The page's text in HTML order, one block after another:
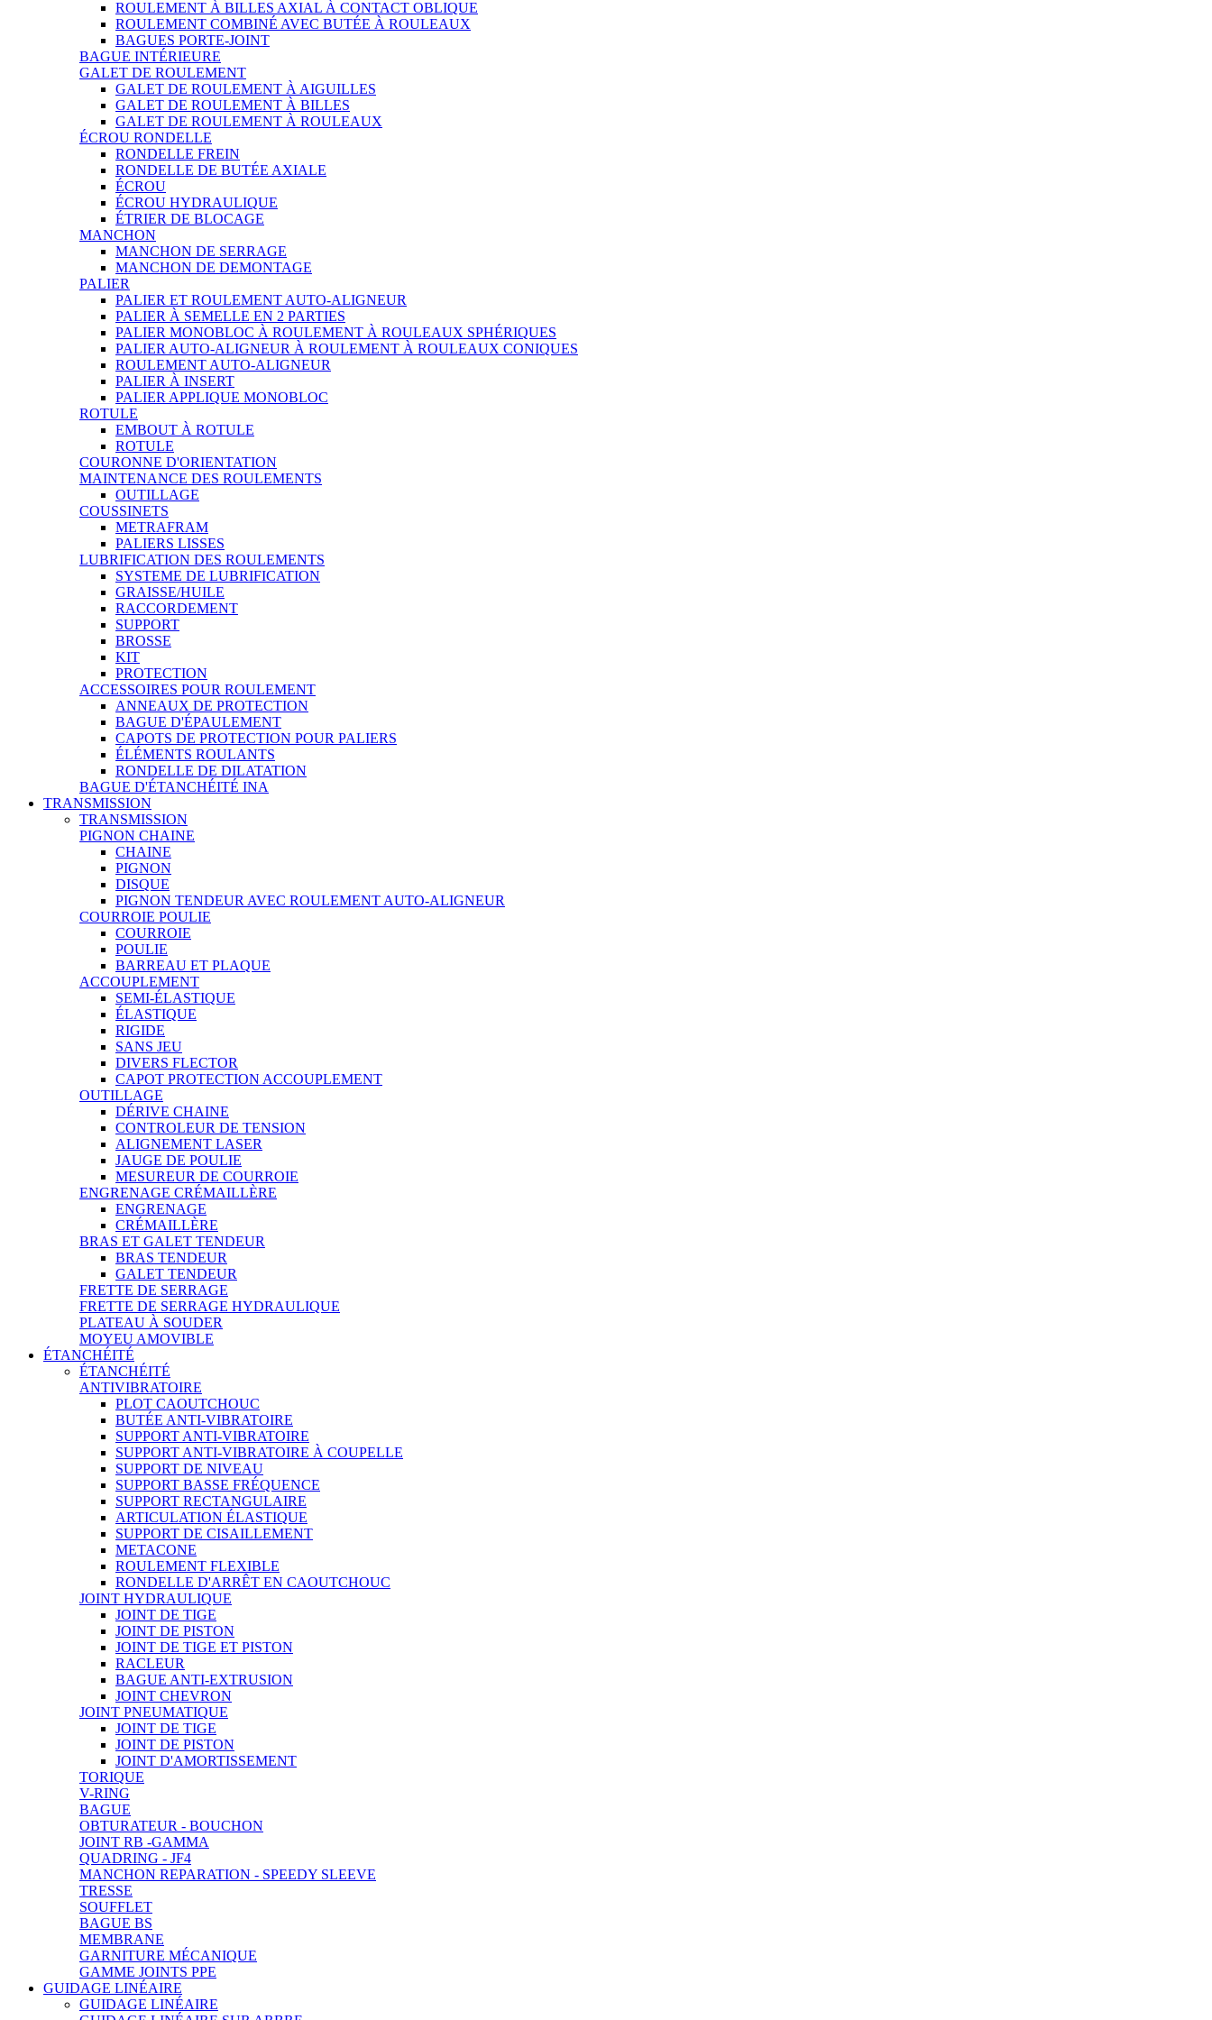
ROULEMENT À BILLES AXIAL À CONTACT OBLIQUE
ROULEMENT COMBINÉ AVEC BUTÉE À ROULEAUX
BAGUES PORTE-JOINT
BAGUE INTÉRIEURE
GALET DE ROULEMENT
GALET DE ROULEMENT À AIGUILLES
GALET DE ROULEMENT À BILLES
GALET DE ROULEMENT À ROULEAUX
ÉCROU RONDELLE
RONDELLE FREIN
RONDELLE DE BUTÉE AXIALE
ÉCROU
ÉCROU HYDRAULIQUE
ÉTRIER DE BLOCAGE
MANCHON
MANCHON DE SERRAGE
MANCHON DE DEMONTAGE
PALIER
PALIER ET ROULEMENT AUTO-ALIGNEUR
PALIER À SEMELLE EN 2 PARTIES
PALIER MONOBLOC À ROULEMENT À ROULEAUX SPHÉRIQUES
PALIER AUTO-ALIGNEUR À ROULEMENT À ROULEAUX CONIQUES
ROULEMENT AUTO-ALIGNEUR
PALIER À INSERT
PALIER APPLIQUE MONOBLOC
ROTULE
EMBOUT À ROTULE
ROTULE
COURONNE D'ORIENTATION
MAINTENANCE DES ROULEMENTS
OUTILLAGE
COUSSINETS
METRAFRAM
PALIERS LISSES
LUBRIFICATION DES ROULEMENTS
SYSTEME DE LUBRIFICATION
GRAISSE/HUILE
RACCORDEMENT
SUPPORT
BROSSE
KIT
PROTECTION
ACCESSOIRES POUR ROULEMENT
ANNEAUX DE PROTECTION
BAGUE D'ÉPAULEMENT
CAPOTS DE PROTECTION POUR PALIERS
ÉLÉMENTS ROULANTS
RONDELLE DE DILATATION
BAGUE D'ÉTANCHÉITÉ INA
TRANSMISSION
TRANSMISSION
PIGNON CHAINE
CHAINE
PIGNON
DISQUE
PIGNON TENDEUR AVEC ROULEMENT AUTO-ALIGNEUR
COURROIE POULIE
COURROIE
POULIE
BARREAU ET PLAQUE
ACCOUPLEMENT
SEMI-ÉLASTIQUE
ÉLASTIQUE
RIGIDE
SANS JEU
DIVERS FLECTOR
CAPOT PROTECTION ACCOUPLEMENT
OUTILLAGE
DÉRIVE CHAINE
CONTROLEUR DE TENSION
ALIGNEMENT LASER
JAUGE DE POULIE
MESUREUR DE COURROIE
ENGRENAGE CRÉMAILLÈRE
ENGRENAGE
CRÉMAILLÈRE
BRAS ET GALET TENDEUR
BRAS TENDEUR
GALET TENDEUR
FRETTE DE SERRAGE
FRETTE DE SERRAGE HYDRAULIQUE
PLATEAU À SOUDER
MOYEU AMOVIBLE
ÉTANCHÉITÉ
ÉTANCHÉITÉ
ANTIVIBRATOIRE
PLOT CAOUTCHOUC
BUTÉE ANTI-VIBRATOIRE
SUPPORT ANTI-VIBRATOIRE
SUPPORT ANTI-VIBRATOIRE À COUPELLE
SUPPORT DE NIVEAU
SUPPORT BASSE FRÉQUENCE
SUPPORT RECTANGULAIRE
ARTICULATION ÉLASTIQUE
SUPPORT DE CISAILLEMENT
METACONE
ROULEMENT FLEXIBLE
RONDELLE D'ARRÊT EN CAOUTCHOUC
JOINT HYDRAULIQUE
JOINT DE TIGE
JOINT DE PISTON
JOINT DE TIGE ET PISTON
RACLEUR
BAGUE ANTI-EXTRUSION
JOINT CHEVRON
JOINT PNEUMATIQUE
JOINT DE TIGE
JOINT DE PISTON
JOINT D'AMORTISSEMENT
TORIQUE
V-RING
BAGUE
OBTURATEUR - BOUCHON
JOINT RB -GAMMA
QUADRING - JF4
MANCHON REPARATION - SPEEDY SLEEVE
TRESSE
SOUFFLET
BAGUE BS
MEMBRANE
GARNITURE MÉCANIQUE
GAMME JOINTS PPE
GUIDAGE LINÉAIRE
GUIDAGE LINÉAIRE